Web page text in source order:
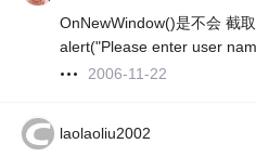
OnNewWindow()是不会 截
alert("Please enter user
2006-11-22
laolaoliu2002